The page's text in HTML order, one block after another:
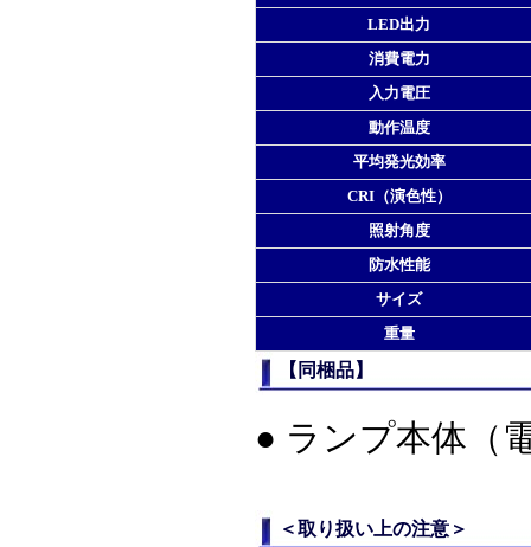
LED出力
消費電力
入力電圧
動作温度
平均発光効率
CRI（演色性）
照射角度
防水性能
サイズ
重量
【同梱品】
● ランプ本体（
＜取り扱い上の注意＞